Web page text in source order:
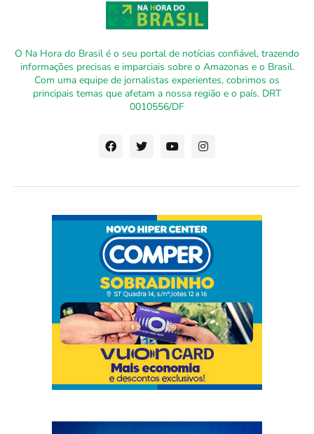
O Na Hora do Brasil é o seu portal de notícias confiável, trazendo
informações precisas e imparciais sobre o Amazonas e o Brasil.
Com uma equipe de jornalistas experientes, cobrimos os
principais temas que afetam a nossa região e o país. DRT
0010556/DF